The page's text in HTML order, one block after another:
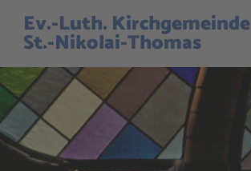
Ev.-Luth. Kirchgemeinde
St.-Nikolai-Thomas